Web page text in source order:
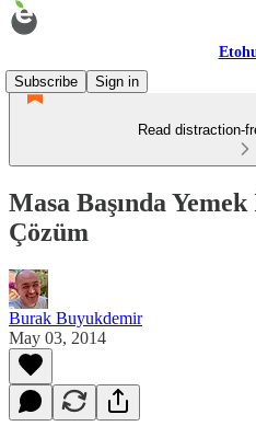
Subscribe
Sign in
Read distraction-
Masa Başında
Çözüm
Burak Buyukdemir
May 03, 2014